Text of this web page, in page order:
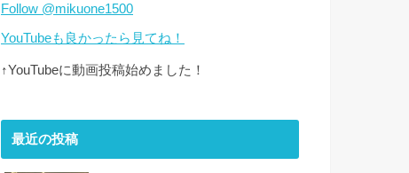
Follow @mikuone1500
YouTubeも良かったら見てね！
↑YouTubeに動画投稿始めました！
最近の投稿